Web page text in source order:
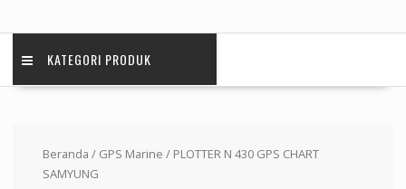
KATEGORI PRODUK
Beranda / GPS Marine / PLOTTER N 430 GPS CHART
SAMYUNG